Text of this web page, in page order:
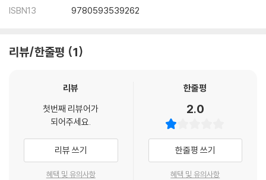
ISBN13
9780593539262
리뷰/한줄평 1
리뷰
첫번째 리뷰어가
되어주세요.
리뷰 쓰기
혜택 및 유의사항
한줄평
2.0
한줄평 쓰기
혜택 및 유의사항